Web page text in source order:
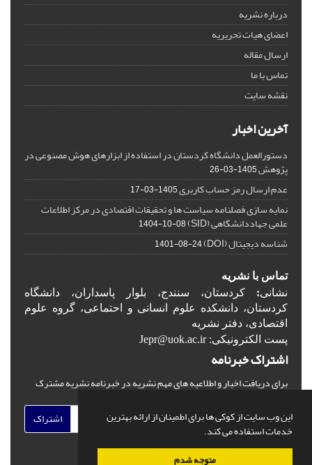
این وب سایت از کوکی ها برای اطمینان از ارائه بهترین
خدمات استفاده می کند.
متوجه شدم
درباره نشریه
اعضای هیات تحریریه
ارسال مقاله
تماس با ما
نقشه سایت
آخرین اخبار
دستورالعمل دانشگاه کردستان در استفاده از ابزارهای هوش مصنوعی در
پژوهش1405-03-26
عدم ارسال رمز حساب کاربری1405-03-17
نمایه سازی فصلنامه سیاست ها و تحقیقات اقتصادی در مرکز اطلاعات
علمی جهاددانشگاهی (SID) 1404-10-08
شناسه دیجیتال (DOI) 1401-08-24
تماس با نشریه
نشانی: کردستان، سنندج، بلوار پاسداران، دانشگاه
کردستان، دانشکده علوم انسانی و احتماعی، گروه علوم
اقتصادی، دفتر نشریه
پست الکترونیکی: Jepr@uok.ac.ir
اشتراک خبرنامه
برای دریافت اخبار و اطلاعیه های مهم نشریه در خبرنامه نشریه مشترک
اشتراک